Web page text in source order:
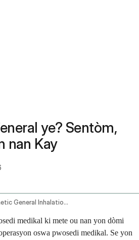
ye? Sentòm,
nan Kay
Anesthetic General Inhalation Route Parenteral Route Rectal Route
medikal ki mete ou nan yon dòmi
oswa pwosedi medikal. Se yon